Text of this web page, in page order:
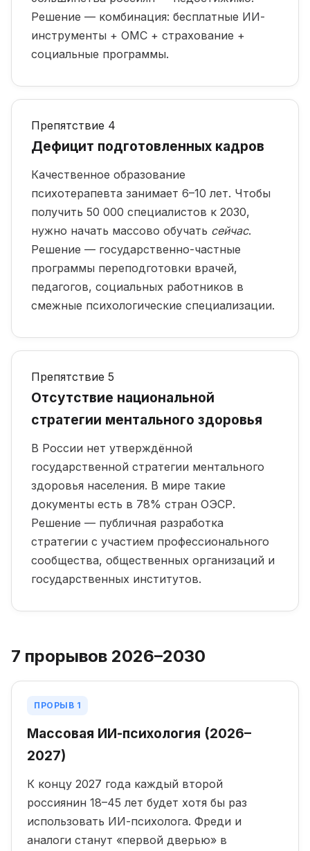
Решение — комбинация: бесплатные ИИ-
инструменты + ОМС + страхование +
социальные программы.
Препятствие 4
Дефицит подготовленных кадров
Качественное образование
психотерапевта занимает 6–10 лет. Чтобы
получить 50 000 специалистов к 2030,
нужно начать массово обучать сейчас.
Решение — государственно-частные
программы переподготовки врачей,
педагогов, социальных работников в
смежные психологические специализации.
Препятствие 5
Отсутствие национальной
стратегии ментального здоровья
В России нет утверждённой
государственной стратегии ментального
здоровья населения. В мире такие
документы есть в 78% стран ОЭСР.
Решение — публичная разработка
стратегии с участием профессионального
сообщества, общественных организаций и
государственных институтов.
7 прорывов 2026–2030
ПРОРЫВ 1
Массовая ИИ-психология (2026–
2027)
К концу 2027 года каждый второй
россиянин 18–45 лет будет хотя бы раз
использовать ИИ-психолога. Фреди и
аналоги станут «первой дверью» в